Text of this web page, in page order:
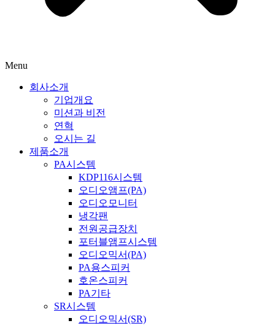
Menu
회사소개
기업개요
미션과 비전
연혁
오시는 길
제품소개
PA시스템
KDP116시스템
오디오앰프(PA)
오디오모니터
냉각팬
전원공급장치
포터블앰프시스템
오디오믹서(PA)
PA용스피커
호온스피커
PA기타
SR시스템
오디오믹서(SR)